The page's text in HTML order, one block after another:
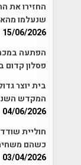
החזירו את
שנעלמו
15/06/2026
הפתעה
פסלון קדום בן 1,700
בית יוצר
המקדש
04/06/2026
חוליית
כשהם
03/04/2026